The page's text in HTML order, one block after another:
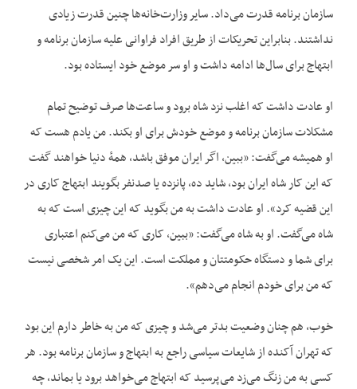
سازمان برنامه قدرت می‌داد. سایر وزارت‌خانه‌ها چنین قدرت زیادی
نداشتند. بنابراین تحریکات از طریق افراد فراوانی علیه سازمان برنامه و
ابتهاج برای سال‌ها ادامه داشت و او سر موضع خود ایستاده بود.
او عادت داشت که اغلب نزد شاه برود و ساعت‌ها صرف توضیح تمام
مشکلات سازمان برنامه و موضع خودش برای او بکند. من یادم هست که
او همیشه می‌گفت: «ببین، اگر ایران موفق باشد، همهٔ دنیا خواهند گفت
که این کار شاه ایران بود، شاید ده، پانزده یا صدنفر بگویند ابتهاج کاری در
این قضیه کرد». او عادت داشت به من بگوید که این چیزی است که به
شاه می‌گفت. او به شاه می‌گفت: «ببین، کاری که من می‌کنم اعتباری
برای شما و دستگاه حکومتتان و مملکت است. این یک امر شخصی نیست
که من برای خودم انجام می‌دهم».
خوب، هم چنان وضعیت بدتر می‌شد و چیزی که من به خاطر دارم این بود
که تهران آکنده از شایعات سیاسی راجع به ابتهاج و سازمان برنامه بود. هر
کسی به من زنگ می‌زد می‌پرسید که ابتهاج می‌خواهد برود یا بماند، چه